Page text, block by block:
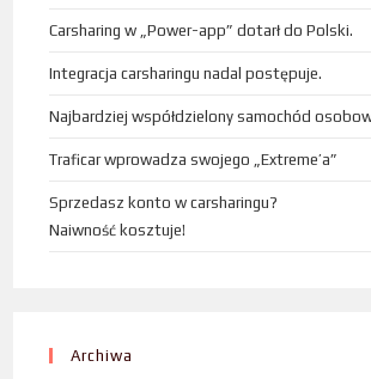
Carsharing w „Power-app” dotarł do Polski.
Integracja carsharingu nadal postępuje.
Najbardziej współdzielony samochód
Traficar wprowadza swojego „Extreme’a”
Sprzedasz konto w carsharingu?
Naiwność kosztuje!
Archiwa